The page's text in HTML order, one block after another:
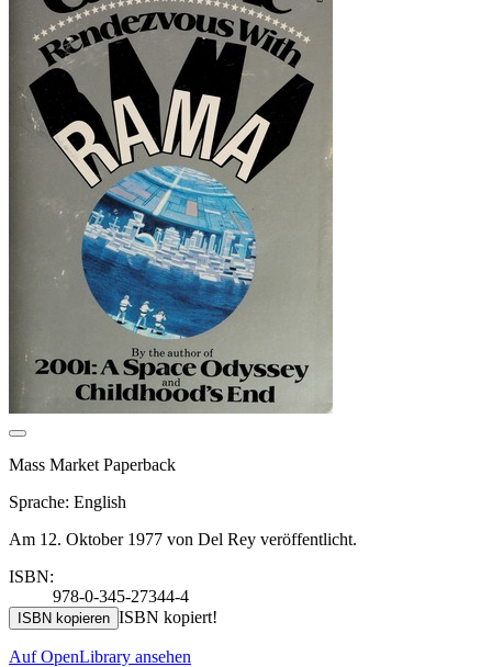
Mass Market Paperback
Sprache: English
Am 12. Oktober 1977 von Del Rey veröffentlicht.
ISBN:
978-0-345-27344-4
ISBN kopieren ISBN kopiert!
Auf OpenLibrary ansehen